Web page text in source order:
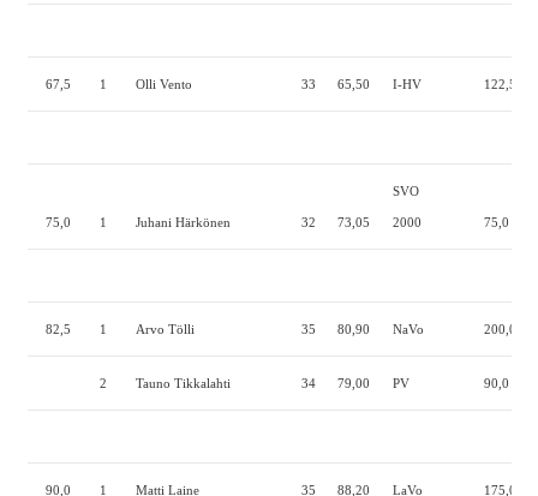
67,5 1 Olli Vento 33 65,50 I-HV 122,5
75,0 1 Juhani Härkönen 32 73,05
SVO
2000 75,0
82,5 1 Arvo Tölli 35 80,90 NaVo 200,0
2 Tauno Tikkalahti 34 79,00 PV 90,0
90,0 1 Matti Laine 35 88,20 LaVo 175,0